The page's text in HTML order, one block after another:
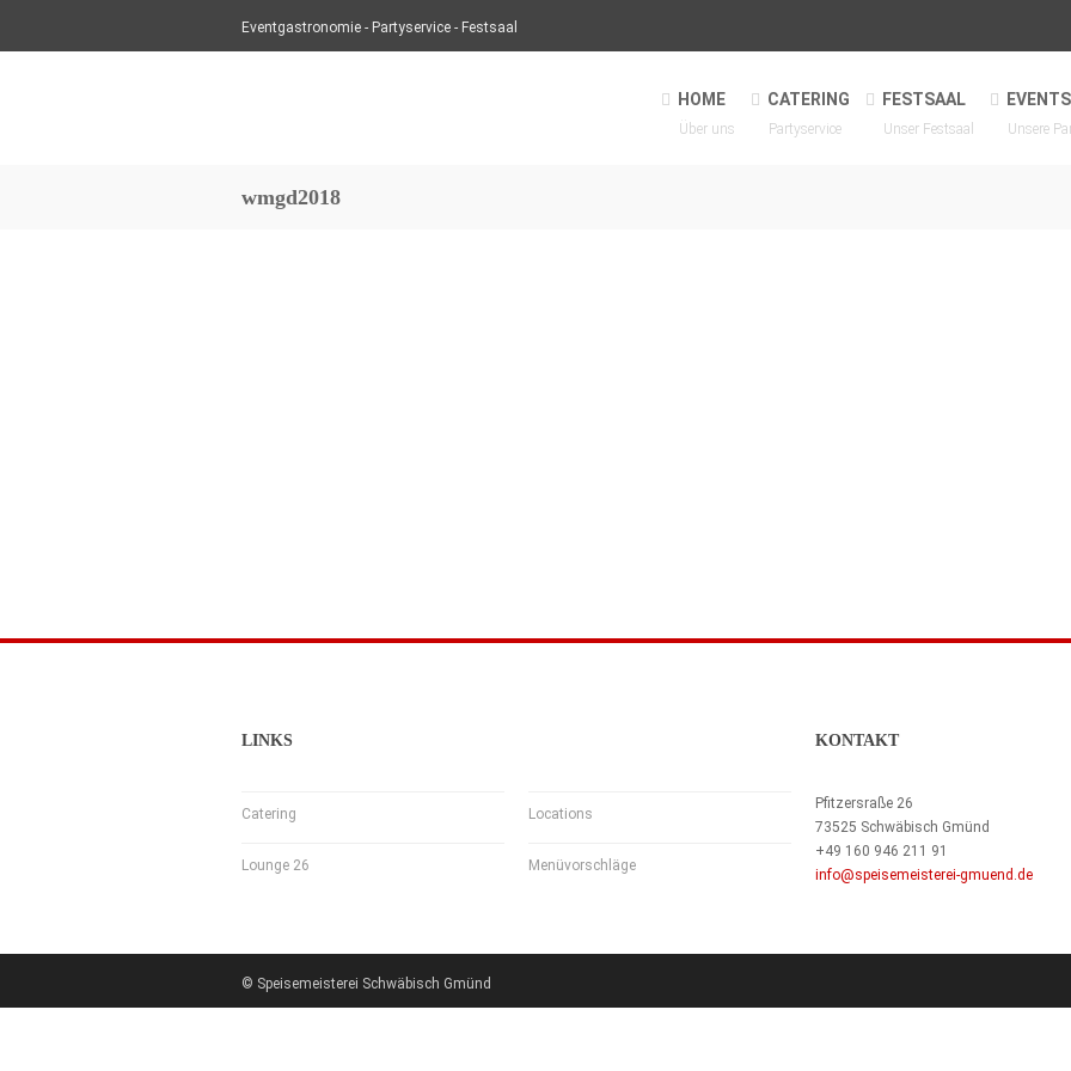
Eventgastronomie - Partyservice - Festsaal
HOME
Über uns
CATERING
Partyservice
FESTSAAL
Unser Festsaal
EVENTS
Unsere
wmgd2018
LINKS
Catering
Lounge 26
Locations
Menüvorschläge
KONTAKT
Pfitzersraße 26
73525 Schwäbisch Gmünd
+49 160 946 211 91
info@speisemeisterei-gmuend.de
© Speisemeisterei Schwäbisch Gmünd